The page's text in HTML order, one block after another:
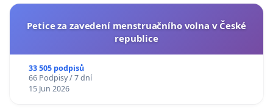
Petice za zavedení menstruačního volna v České
republice
33 505 podpisů
66 Podpisy / 7 dní
15 Jun 2026